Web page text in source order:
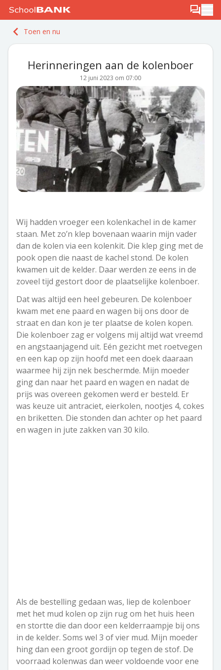
Ga naar de inhoud Berichten
Meld je gratis aan
Toen en nu
Herinneringen aan de kolenboer
12 juni 2023 om 07:00
Wij hadden vroeger een kolenkachel in de kamer
staan. Met zo’n klep bovenaan waarin mijn vader
dan de kolen via een kolenkit. Die klep ging met de
pook open die naast de kachel stond. De kolen
kwamen uit de kelder. Daar werden ze eens in de
zoveel tijd gestort door de plaatselijke kolenboer.
Dat was altijd een heel gebeuren. De kolenboer
kwam met ene paard en wagen bij ons door de
straat en dan kon je ter plaatse de kolen kopen.
Die kolenboer zag er volgens mij altijd wat vreemd
en angstaanjagend uit. Eén gezicht met roetvegen
en een kap op zijn hoofd met een doek daaraan
waarmee hij zijn nek beschermde. Mijn moeder
ging dan naar het paard en wagen en nadat de
prijs was overeen gekomen werd er besteld. Er
was keuze uit antraciet, eierkolen, nootjes 4, cokes
en briketten. Die stonden dan achter op het paard
en wagen in jute zakken van 30 kilo.
Als de bestelling gedaan was, liep de kolenboer
met het mud kolen op zijn rug om het huis heen
en stortte die dan door een kelderraampje bij ons
in de kelder. Soms wel 3 of vier mud. Mijn moeder
hing dan een groot gordijn op tegen de stof. De
voorraad kolenwas dan weer voldoende voor ene